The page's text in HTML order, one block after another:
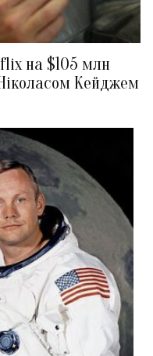
на $105 млн
Кейджем